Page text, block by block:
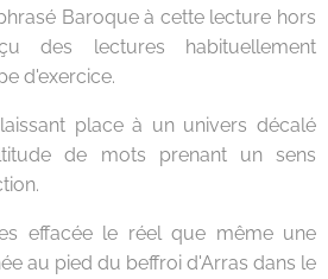
Baroque à cette lecture hors
des lectures habituellement
d'exercice.
place à un univers décalé
de mots prenant un sens
effacée le réel que même une
au pied du beffroi d'Arras dans le